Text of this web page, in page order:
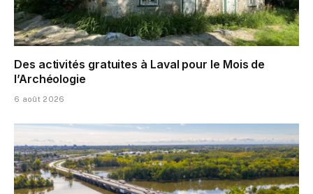
Des activités gratuites à Laval pour le Mois de
l’Archéologie
6 août 2026